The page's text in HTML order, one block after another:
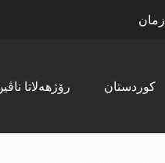
زمان
رۆژھەلاتا کوردستان